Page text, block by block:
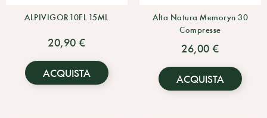
ALPIVIGOR 10FL 15ML
20,90 €
ACQUISTA
Alta Natura Memoryn 30
Compresse
26,00 €
ACQUISTA